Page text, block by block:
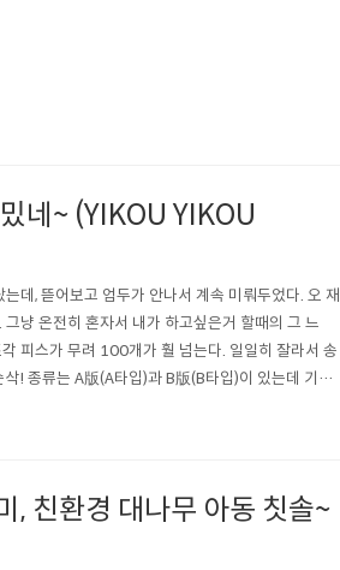
네~ (YIKOU YIKOU
데, 뜯어보고 엄두가 안나서 계속 미뤄두었다. 오 재
냥 온전히 혼자서 내가 하고싶은거 할때의 그 느
피스가 무려 100개가 훨 넘는다. 일일히 잘라서 송
! 종류는 A版(A타입)과 B版(B타입)이 있는데 기본
안쪽으로 접느냐, 바깥쪽으로 접느냐가 중요해요.
, 친환경 대나무 아동 칫솔~